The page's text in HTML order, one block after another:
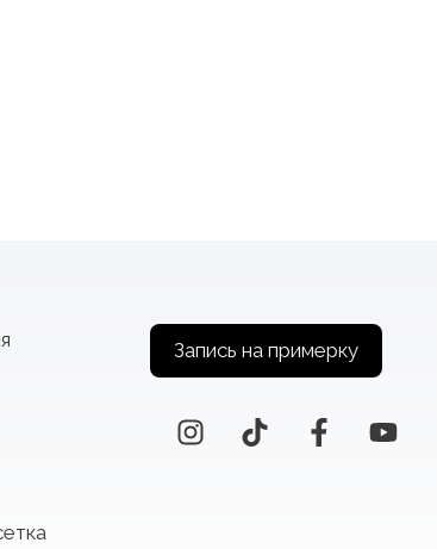
Запись на примерку